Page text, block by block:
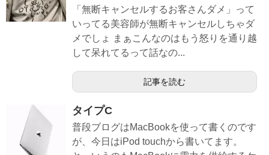
「無断キャンセルするお客さんダメ」って
いってる美容師が無断キャンセルしちゃダ
メでしょ まぁこんなのはもう怒りを通り越
して呆れてるって話なの...
記事を読む
タイプC
普段ブログはMacBookを使って書くのです
が、今日はiPod touchから書いてます。